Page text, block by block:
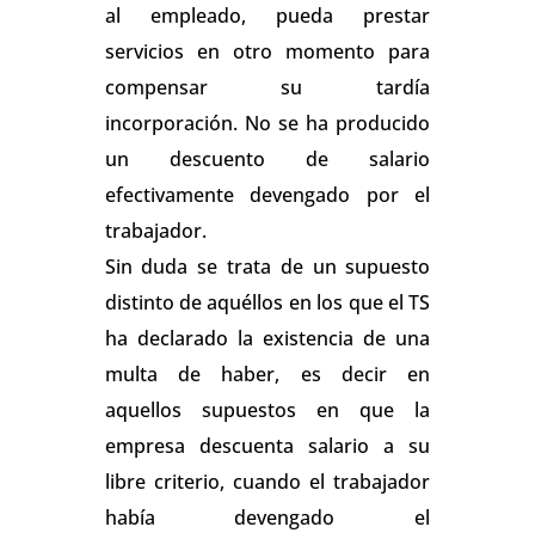
al empleado, pueda prestar
servicios en otro momento para
compensar su tardía
incorporación. No se ha producido
un descuento de salario
efectivamente devengado por el
trabajador.
Sin duda se trata de un supuesto
distinto de aquéllos en los que el TS
ha declarado la existencia de una
multa de haber, es decir en
aquellos supuestos en que la
empresa descuenta salario a su
libre criterio, cuando el trabajador
había devengado el